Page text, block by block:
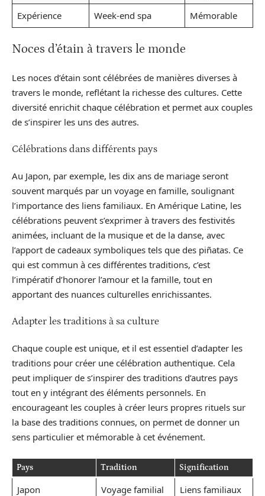
Expérience
Week-end spa Mémorable
Noces d’étain à travers le monde
Les noces d’étain sont célébrées de manières diverses à
travers le monde, reflétant la richesse des cultures. Cette
diversité enrichit chaque célébration et permet aux couples
de s’inspirer les uns des autres.
Célébrations dans différents pays
Au Japon, par exemple, les dix ans de mariage seront
souvent marqués par un voyage en famille, soulignant
l’importance des liens familiaux. En Amérique Latine, les
célébrations peuvent s’exprimer à travers des festivités
animées, incluant de la musique et de la danse, avec
l’apport de cadeaux symboliques tels que des piñatas. Ce
qui est commun à ces différentes traditions, c’est
l’impératif d’honorer l’amour et la famille, tout en
apportant des nuances culturelles enrichissantes.
Adapter les traditions à sa culture
Chaque couple est unique, et il est essentiel d’adapter les
traditions pour créer une célébration authentique. Cela
peut impliquer de s’inspirer des traditions d’autres pays
tout en y intégrant des éléments personnels. En
encourageant les couples à créer leurs propres rituels sur
la base des traditions connues, on permet de donner un
sens particulier et mémorable à cet événement.
Pays Tradition Signification
Japon Voyage familial
Liens familiaux